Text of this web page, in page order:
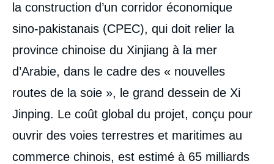
la construction d’un corridor économique
sino-pakistanais (CPEC), qui doit relier la
province chinoise du Xinjiang à la mer
d’Arabie, dans le cadre des « nouvelles
routes de la soie », le grand dessein de Xi
Jinping. Le coût global du projet, conçu pour
ouvrir des voies terrestres et maritimes au
commerce chinois, est estimé à 65 milliards